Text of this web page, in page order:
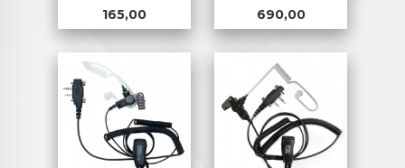
Pris
165,00 Pris
690,00